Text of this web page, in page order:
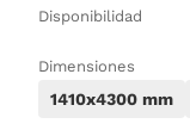
Disponibilidad
Dimensiones
1410x4300 mm